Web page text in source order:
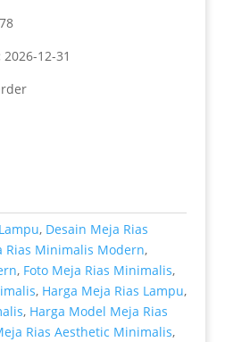
2026-12-31
, Desain Meja Rias
Rias Minimalis Modern,
, Foto Meja Rias Minimalis,
, Harga Meja Rias Lampu,
, Harga Model Meja Rias
Rias Aesthetic Minimalis,